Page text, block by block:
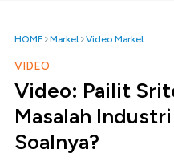
HOME Market Video Market
VIDEO
Video: Pailit
Masalah
Soalnya?